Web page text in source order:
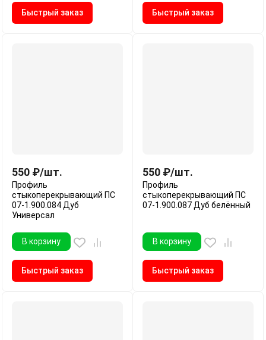
Быстрый заказ Быстрый заказ
550 ₽/шт.
Профиль
стыкоперекрывающий ПС
07-1.900.084 Дуб
Универсал
В корзину
Быстрый заказ
550 ₽/шт.
Профиль
стыкоперекрывающий ПС
07-1.900.087 Дуб белённый
В корзину
Быстрый заказ